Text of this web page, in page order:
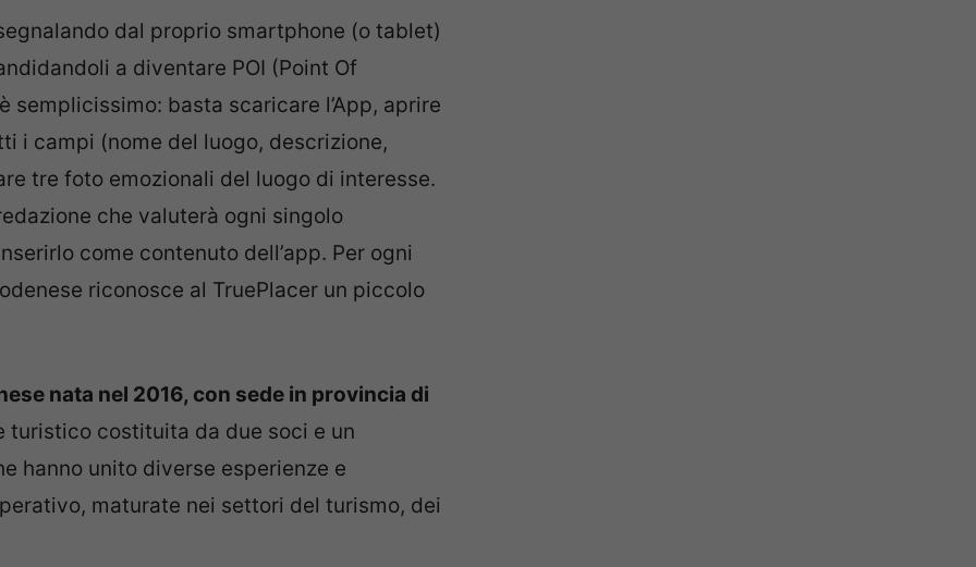
dal proprio smartphone (o tablet)
a diventare POI (Point Of
basta scaricare l’App, aprire
i campi (nome del luogo, descrizione,
tre foto emozionali del luogo di interesse.
che valuterà ogni singolo
come contenuto dell’app. Per ogni
riconosce al TruePlacer un piccolo
nata nel 2016, con sede in provincia di
turistico costituita da due soci e un
hanno unito diverse esperienze e
maturate nei settori del turismo, dei